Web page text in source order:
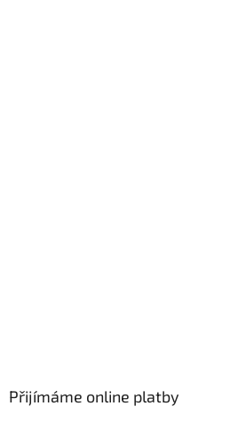
Přijímáme online platby